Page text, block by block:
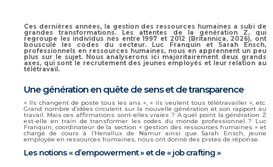
Ces dernières années, la gestion des ressources humaines a subi de
grandes transformations. Les attentes de la génération Z, qui
regroupe les individus nés entre 1997 et 2012 (Britannica, 2026), ont
bousculé les codes du secteur. Luc Franquin et Sarah Ensch,
professionnels en ressources humaines, nous en apprennent un peu
plus sur le sujet. Nous analyserons ici majoritairement deux grands
axes, qui sont le recrutement des jeunes employés et leur relation au
télétravail.
Une génération en quête de sens et de transparence
« Ils changent de poste tous les ans », « ils veulent tous télétravailler », etc.
Grand nombre d’idées circulent sur la nouvelle génération et son rapport au
travail. Mais ces affirmations sont-elles vraies ? A quel point la génération Z
est-elle en train de transformer les codes du monde professionnel ? Luc
Franquin, coordinateur de la section « gestion des ressources humaines » et
chargé de cours à l’Henallux de Namur ainsi que Sarah Ensch, jeune
employée en ressources humaines, nous ont donné des pistes de réponse.
Les notions « d’empowerment » et de « job crafting »